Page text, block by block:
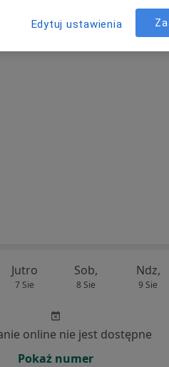
Jutro
7 Sie
Sob,
8 Sie
Ndz,
9 Sie
online nie jest dostępne
Pokaż numer
Edytuj ustawienia